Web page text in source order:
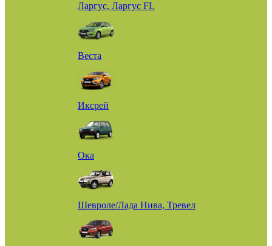
Ларгус, Ларгус FL
Веста
Иксрей
Ока
Шевроле/Лада Нива, Тревел